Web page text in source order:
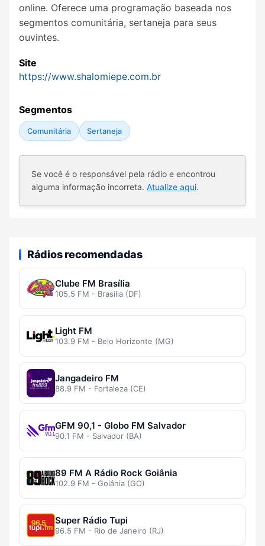
online. Oferece uma programação baseada nos
segmentos comunitária, sertaneja para seus
ouvintes.
Site
https://www.shalomiepe.com.br
Segmentos
Comunitária Sertaneja
Se você é o responsável pela rádio e encontrou
alguma informação incorreta. Atualize aqui.
Rádios recomendadas
Clube FM Brasília
105.5 FM - Brasília (DF)
Light FM
103.9 FM - Belo Horizonte (MG)
Jangadeiro FM
88.9 FM - Fortaleza (CE)
GFM 90,1 - Globo FM Salvador
90.1 FM - Salvador (BA)
89 FM A Rádio Rock Goiânia
102.9 FM - Goiânia (GO)
Super Rádio Tupi
96.5 FM - Rio de Janeiro (RJ)